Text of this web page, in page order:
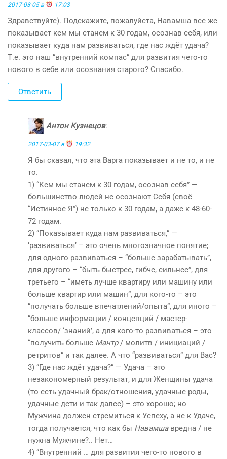
2017-03-05 в 17:03
Здравствуйте). Подскажите, пожалуйста, Навамша все же
показывает кем мы станем к 30 годам, осознав себя, или
показывает куда нам развиваться, где нас ждёт удача?
Т.е. это наш “внутренний компас” для развития чего-то
нового в себе или осознания старого? Спасибо.
Ответить
Антон Кузнецов:
2017-03-07 в 19:32
Я бы сказал, что эта Варга показывает и не то, и не
то.
1) “Кем мы станем к 30 годам, осознав себя” —
большинство людей не осознают Себя (своё
“Истинное Я”) не только к 30 годам, а даже к 48-60-
72 годам.
2) “Показывает куда нам развиваться,” —
‘развиваться’ – это очень многозначное понятие;
для одного развиваться – “больше зарабатывать”,
для другого – “быть быстрее, гибче, сильнее”, для
третьего – “иметь лучше квартиру или машину или
больше квартир или машин”, для кого-то – это
“получать больше впечатлений/опыта”, для иного –
“больше информации / концепций / мастер-
классов/ ‘знаний’, а для кого-то развиваться – это
“получить больше Мантр/ молитв / инициаций /
ретритов” и так далее. А что “развиваться” для Вас?
3) “Где нас ждёт удача?” — Удача – это
незакономерный результат, и для Женщины удача
(то есть удачный брак/отношения, удачные роды,
удачные дети и так далее) – это хорошо; но
Мужчина должен стремиться к Успеху, а не к Удаче,
тогда получается, что как бы Навамшавредна / не
нужна Мужчине?.. Нет…
4) “Внутренний … для развития чего-то нового в